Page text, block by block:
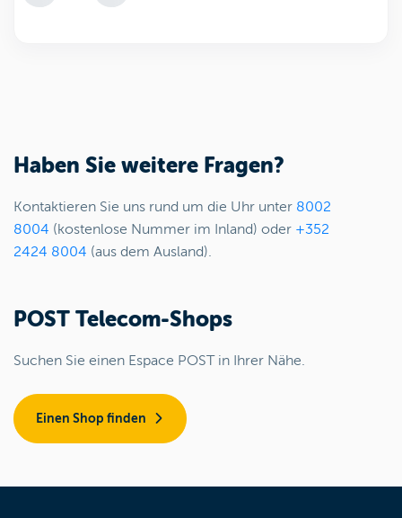
Haben Sie weitere Fragen?
Kontaktieren Sie uns rund um die Uhr unter 8002
8004 (kostenlose Nummer im Inland) oder +352
2424 8004 (aus dem Ausland).
POST Telecom-Shops
Suchen Sie einen Espace POST in Ihrer Nähe.
Einen Shop finden